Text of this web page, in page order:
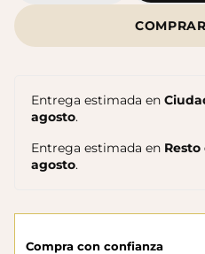
Entrega estimada en
agosto.
Entrega estimada en
agosto.
Compra con confianza